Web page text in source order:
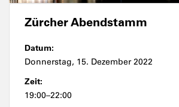
Zürcher Abendstamm
Datum:
Donnerstag, 15. Dezember 2022
Zeit:
19:00–22:00